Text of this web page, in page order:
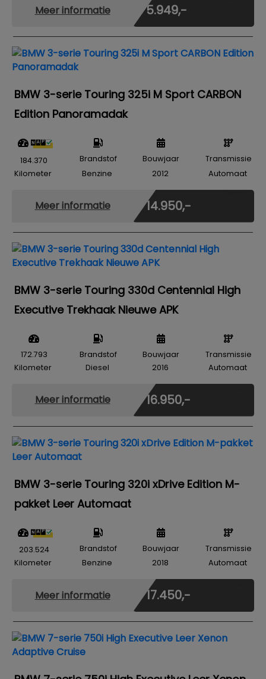
Meer informatie € 5.949,-
BMW 3-serie Touring 325i M Sport CARBON
Edition Panoramadak
184.370
Kilometer
Brandstof
Benzine
Bouwjaar
2012
Transmissie
Automaat
Meer informatie € 14.950,-
BMW 3-serie Touring 330d Centennial High
Executive Trekhaak Nieuwe APK
172.793
Kilometer
Brandstof
Diesel
Bouwjaar
2016
Transmissie
Automaat
Meer informatie € 16.950,-
BMW 3-serie Touring 320i xDrive Edition M-
pakket Leer Automaat
203.524
Kilometer
Brandstof
Benzine
Bouwjaar
2018
Transmissie
Automaat
Meer informatie € 17.450,-